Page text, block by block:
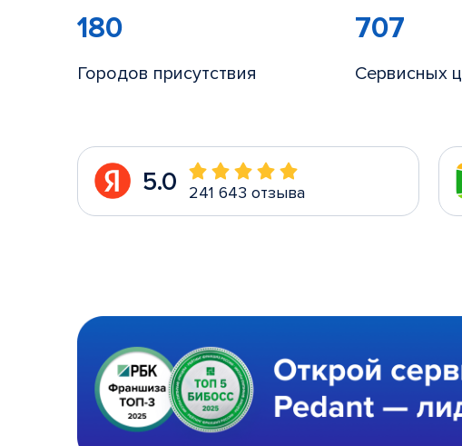
180
Городов присутствия
707
Сервисных
5.0 241 643 отзыва